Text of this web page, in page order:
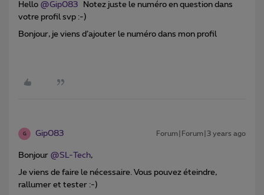
Hello @Gip083 Notez juste le numéro en question dans
votre profil svp :-)
Bonjour, je viens d’ajouter le numéro dans mon profil
G Gip083 Forum|Forum|3 years ago
Bonjour @SL-Tech,
Je viens de faire le nécessaire. Vous pouvez éteindre,
rallumer et tester :-)